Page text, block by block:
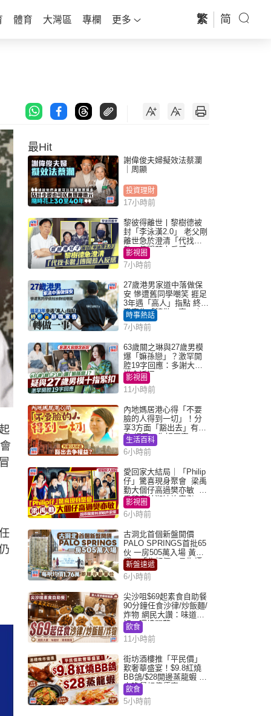
體育 大灣區 專欄 更多 繁 简
最Hit
謝偉俊夫婦擬效法蔡瀾
｜周顯
投資理財
17小時前
黎彼得離世丨黎樹德被
封「李泳漢2.0」 老父剛
離世急於澄清「代找卡
數」傳聞惹人反感
影視圈
7小時前
27歲港男家道中落做保
安 慘遭舊同學嘲笑 捱足
3年遇「高人」指點 終辭
職宣告「轉做一事」｜
Juicy叮
時事熱話
7小時前
63歲關之琳與27歲男模
爆「嫲孫戀」？激罕開
腔19字回應：多謝大家
掛念近況
影視圈
11小時前
內地媽居港心得「不要
臉的人得到一切」！分
享3方面「豁出去」有著
數 網民：你好厲害
生活百科
6小時前
愛回家大結局｜「Philip
仔」驚喜現身聚會 梁禹
勤大個仔高過樊亦敏 超
乖黐實林淑敏許家傑
影視圈
6小時前
古洞北首個新盤開價
PALO SPRINGS首批65
伙 一房505萬入場 黃光
耀：「北都價」具指標
作用
新盤速遞
6小時前
尖沙咀$69起素食自助餐
90分鐘任食沙律/炒飯麵/
炸物 網民大讚：味道
好，環境闊落
飲食
11小時前
街坊酒樓推「平民價」
歎奢華盛宴！$9.8紅燒
BB鴿/$28開邊蒸龍蝦 3
大晚餐超值優惠
飲食
5小時前